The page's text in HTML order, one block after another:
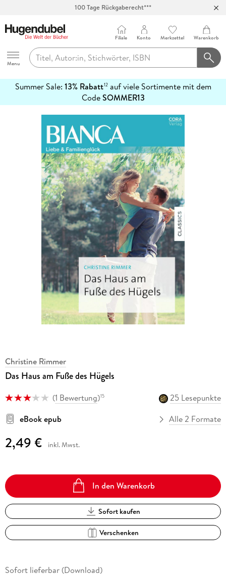
100 Tage Rückgaberecht***
Hugendubel
Menu
Filiale Konto Merkzettel Warenkorb
Summer Sale: 13% Rabatt12auf viele Sortimente mit dem
CodeSOMMER13
erfahren
Christine Rimmer
Das Haus am Fuße des Hügels
(1 Bewertung)15
25 Lesepunkte
eBook epub
Alle 2 Formate
2,49 € inkl. Mwst.
In den Warenkorb
Sofort kaufen
Verschenken
Sofort lieferbar (Download)